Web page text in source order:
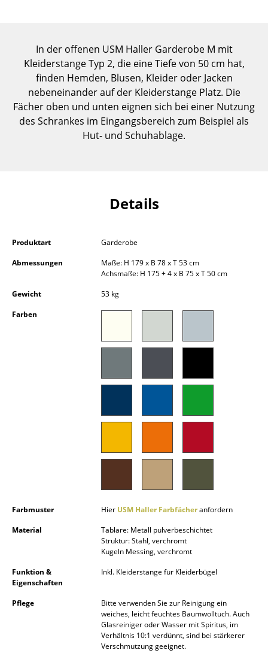
... alle Tische
Aufbewahren
Regale & Schränke
Bücherregale
Beistell- & Rollcontainer
Barmöbel
Kleinaufbewahrung
Schreibtischleuchten
Bodenleuchten
Wandleuchten
Outdoor-Leuchten
Akkuleuchten
... alle Leuchten
In der offenen USM Haller Garderobe M mit
Kleiderstange Typ 2, die eine Tiefe von 50 cm hat,
finden Hemden, Blusen, Kleider oder Jacken
nebeneinander auf der Kleiderstange Platz. Die
Fächer oben und unten eignen sich bei einer Nutzung
des Schrankes im Eingangsbereich zum Beispiel als
Hut- und Schuhablage.
Details
Produktart
Garderobe
Abmessungen
Maße: H 179 x B 78 x T 53 cm
Achsmaße: H 175 + 4 x B 75 x T 50 cm
Gewicht
53 kg
Farben
Farbmuster Hier USM Haller Farbfächeranfordern
Material
Tablare: Metall pulverbeschichtet
Struktur: Stahl, verchromt
Kugeln Messing, verchromt
Funktion &
Eigenschaften
Inkl. Kleiderstange für Kleiderbügel
Pflege
Bitte verwenden Sie zur Reinigung ein
weiches, leicht feuchtes Baumwolltuch. Auch
Glasreiniger oder Wasser mit Spiritus, im
Verhältnis 10:1 verdünnt, sind bei stärkerer
Verschmutzung geeignet.